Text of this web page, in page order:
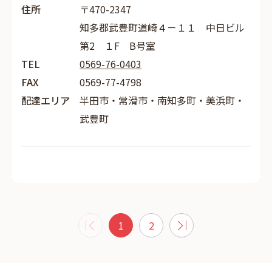
住所
〒470-2347
知多郡武豊町道崎４－１１ 中日ビル
第2 １F B号室
TEL
0569-76-0403
FAX
0569-77-4798
配達エリア
半田市・常滑市・南知多町・美浜町・
武豊町
1 2